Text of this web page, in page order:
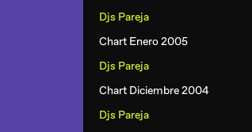
Djs Pareja
Chart Enero 2005
Djs Pareja
Chart Diciembre 2004
Djs Pareja